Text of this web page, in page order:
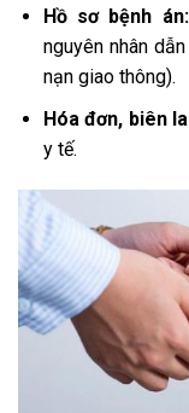
Hồ sơ bệnh án:
nguyên nhân
nạn giao thông).
Hóa đơn, biên
y tế.